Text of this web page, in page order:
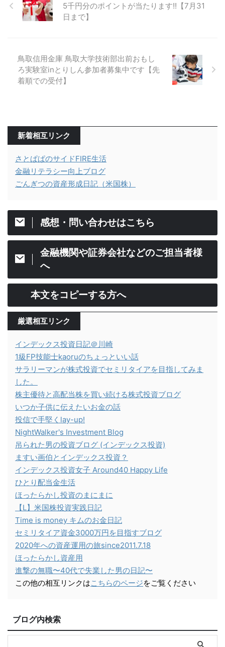
5千円分のポイントが当たります!!【7月31
日まで】
鳥取信用金庫 鳥取大学技術部出前おもし
ろ実験室inとりしん参加者募集中です【先
着順での受付】
新着相互リンク
さとぱぱのサイドFIRE生活
金融リテラシー向上ブログ
ごんぎつの資産形成日記（米国株）
感想・問い合わせはこちら
金融機関や証券会社などのご担当者様
へ
本文をコピーする方へ
厳選相互リンク
インデックス投資日記＠川崎
1級FP技能士kaoruのちょっといい話
サラリーマンが株式投資でセミリタイアを目指してみま
した。
株主優待と高配当株を買い続ける株式投資ブログ
いつか子供に伝えたいお金の話
投信で手堅くlay-up!
NightWalker's Investment Blog
吊られた男の投資ブログ (インデックス投資)
ますい画伯とインデックス投資？
インデックス投資女子 Around40 Happy Life
ひとり配当金生活
ほったらかし投資のまにまに
【L】米国株投資実践日記
Time is money キムのお金日記
セミリタイア資金3000万円を目指すブログ
2020年への資産運用の旅since2011.7.18
ほったらかし資産用
進撃の無職〜40代で失業した男の日記〜
この他の相互リンクはこちらのページをご覧ください
ブログ内検索